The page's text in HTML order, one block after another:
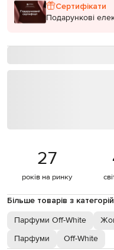
Сертифікати
Подарункові
27
років на ринку
Більше товарів з категорій
Парфуми Off-White
Парфуми
Off-White